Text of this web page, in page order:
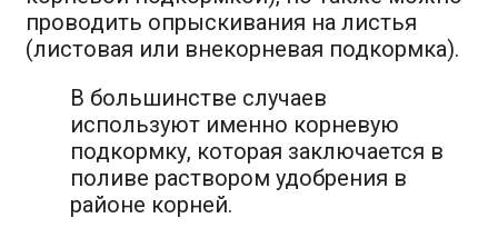
проводить опрыскивания на листья
(листовая или внекорневая подкормка).
В большинстве случаев
используют именно корневую
подкормку, которая заключается в
поливе раствором удобрения в
районе корней.